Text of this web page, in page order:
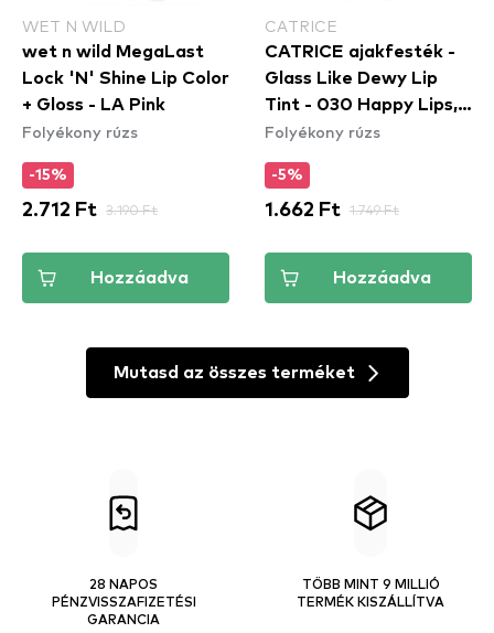
WET N WILD
wet n wild MegaLast
Lock 'N' Shine Lip Color
+ Gloss - LA Pink
Folyékony rúzs
-15%
2.712 Ft 3.190 Ft
Hozzáadva
CATRICE
CATRICE ajakfesték -
Glass Like Dewy Lip
Tint - 030 Happy Lips,
Happy Life
Folyékony rúzs
-5%
1.662 Ft 1.749 Ft
Hozzáadva
Mutasd az összes terméket
28 NAPOS
PÉNZVISSZAFIZETÉSI
GARANCIA
TÖBB MINT 9 MILLIÓ
TERMÉK KISZÁLLÍTVA